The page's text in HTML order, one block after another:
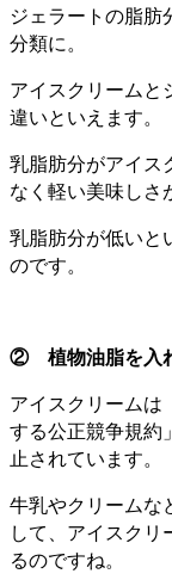
ジェラートの脂
分類に。
アイスクリームと
違いといえます。
乳脂肪分がアイス
なく軽い美味しさ
乳脂肪分が低いと
のです。
② 植物油脂を入
アイスクリームは
する公正競争規約
止されています。
牛乳やクリームな
して、アイスク
るのですね。